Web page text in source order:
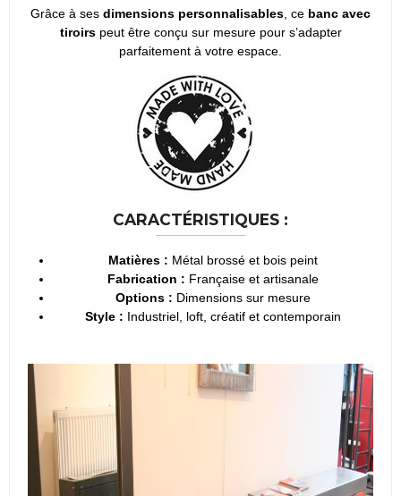
Grâce à ses dimensions personnalisables, ce banc avec
tiroirspeut être conçu sur mesure pour s’adapter
parfaitement à votre espace.
CARACTÉRISTIQUES :
Matières : Métal brossé et bois peint
Fabrication : Française et artisanale
Options : Dimensions sur mesure
Style : Industriel, loft, créatif et contemporain